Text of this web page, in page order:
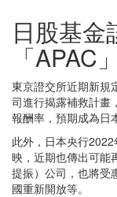
日股基金
「APAC
東京證交所近期新規
司進行揭露補救計畫
報酬率，預期成為日
此外，日本央行
映，近期也傳出可能
提振）公司，也將受
國重新開放等。